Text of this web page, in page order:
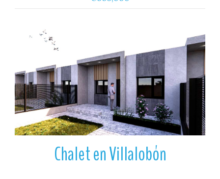
Ver
Chalet en Villalobón